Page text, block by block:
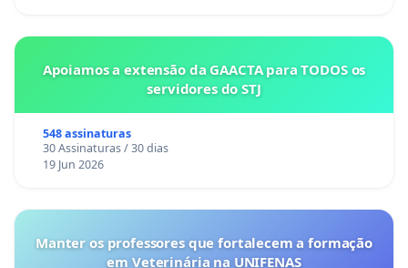
Apoiamos a extensão da GAACTA para TODOS os
servidores do STJ
548 assinaturas
30 Assinaturas / 30 dias
19 Jun 2026
Manter os professores que fortalecem a formação
em Veterinária na UNIFENAS